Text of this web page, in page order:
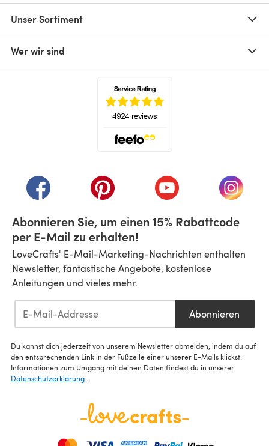
Unser Sortiment
Wer wir sind
(öffnet sich in einem neuen Tab)
(öffnet sich in einem neuen Tab)
(öffnet sich in einem
(öffnet
Abonnieren Sie, um einen 15% Rabattcode
per E-Mail zu erhalten!
LoveCrafts' E-Mail-Marketing-Nachrichten enthalten
Newsletter, fantastische Angebote, kostenlose
Anleitungen und vieles mehr.
Abonnieren
Du kannst dich jederzeit von unserem Newsletter abmelden, indem du auf
den entsprechenden Link in der Fußzeile einer unserer E-Mails klickst.
Informationen zum Umgang mit deinen Daten findest du in unserer
Datenschutzerklärung